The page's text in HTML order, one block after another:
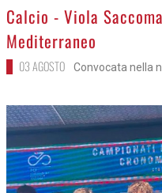
>
Calcio - Viola
Mediterraneo
03 AGOSTO Convocata nella